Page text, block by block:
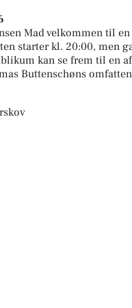
Mad velkommen til
starter kl. 20:00, men
kan se frem til en
Buttenschøns